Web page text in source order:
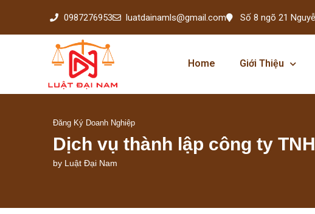
0987276953 luatdainamls@gmail.com Số 8 ngõ 21
Home Giới Thiệu
Đăng Ký Doanh Nghiệp
Dịch vụ thành lập công ty
by Luật Đại Nam